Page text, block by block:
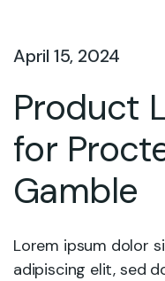
April 15, 2024
Product
for
Gamble
Lorem ipsum dolor
adipiscing elit, sed